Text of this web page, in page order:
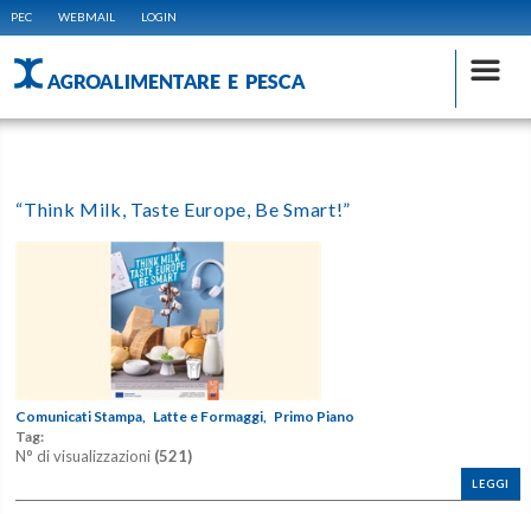
PEC WEBMAIL LOGIN
AGROALIMENTARE E PESCA
“Think Milk, Taste Europe, Be Smart!”
Comunicati Stampa, Latte e Formaggi, Primo Piano
Tag:
N° di visualizzazioni (521)
LEGGI